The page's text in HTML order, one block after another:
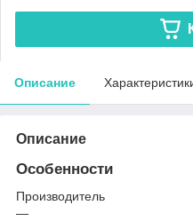
Описание
Описание
Особенности
Производитель
—